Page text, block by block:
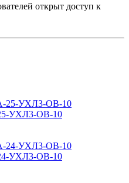
открыт доступ к
УХЛ3-ОВ-10
УХЛ3-ОВ-10